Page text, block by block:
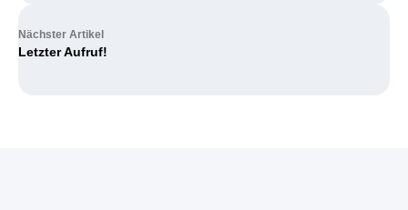
Nächster Artikel
Letzter Aufruf!